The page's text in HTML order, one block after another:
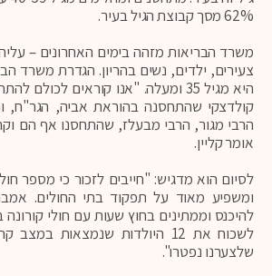
62% מסך קבוצת הגיל בעיר.
משרד הבריאות מזהה בימים האחרונים –
צעירים, ילדים, נשים בהריון. הגדרת משרד
היא מגיל 35 ומעלה. "אנו קוראים
קולדצקי שהתחסנה בהוראת אביה, הגר"ח,
הרבי מגור, הרבי מבעלז, שהתחסנו אף הם
אומר קליין.
לסיום הוא מדגיש: "חייבים לזכור כי מספר
ומשפיע מאוד על תפקוד בתי החולים.
להיכנס וממתינים בחוץ שעות עם חולי
לשכוח את 12 היולדות שנמצאות
שלצערנו נפטרו".